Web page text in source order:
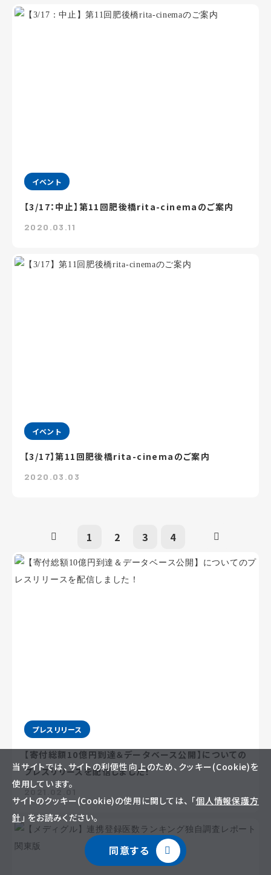
イベント
【3/17：中止】第11回肥後橋rita-cinemaのご案内
2020.03.11
イベント
【3/17】第11回肥後橋rita-cinemaのご案内
2020.03.03
1 2 3 4
プレスリリース
【寄付総額10億円到達＆データベース公開】についての
プレスリリースを配信しました！
当サイトでは、サイトの利便性向上のため、クッキー(Cookie)を
使用しています。
サイトのクッキー(Cookie)の使用に関しては、 「個人情報保護方
針」 をお読みください。
同意する